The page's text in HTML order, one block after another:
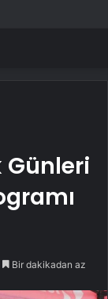
Günleri
Bir dakikadan az